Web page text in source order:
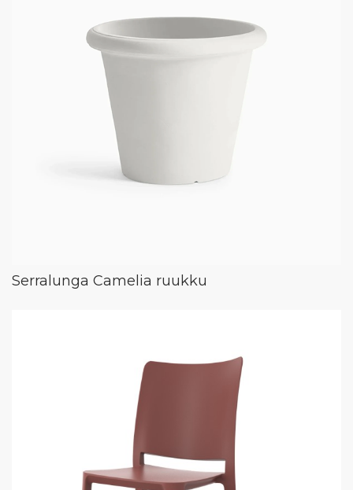
Serralunga Camelia ruukku